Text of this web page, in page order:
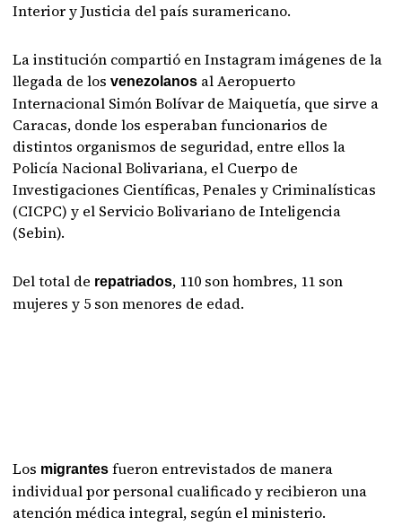
Interior y Justicia del país suramericano.
La institución compartió en Instagram imágenes de la
llegada de losvenezolanos al Aeropuerto
Internacional Simón Bolívar de Maiquetía, que sirve a
Caracas, donde los esperaban funcionarios de
distintos organismos de seguridad, entre ellos la
Policía Nacional Bolivariana, el Cuerpo de
Investigaciones Científicas, Penales y Criminalísticas
(CICPC) y el Servicio Bolivariano de Inteligencia
(Sebin).
Del total de repatriados, 110 son hombres, 11 son
mujeres y 5 son menores de edad.
Los migrantes fueron entrevistados de manera
individual por personal cualificado y recibieron una
atención médica integral, según el ministerio.